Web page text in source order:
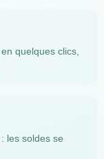
quelques clics,
les soldes se